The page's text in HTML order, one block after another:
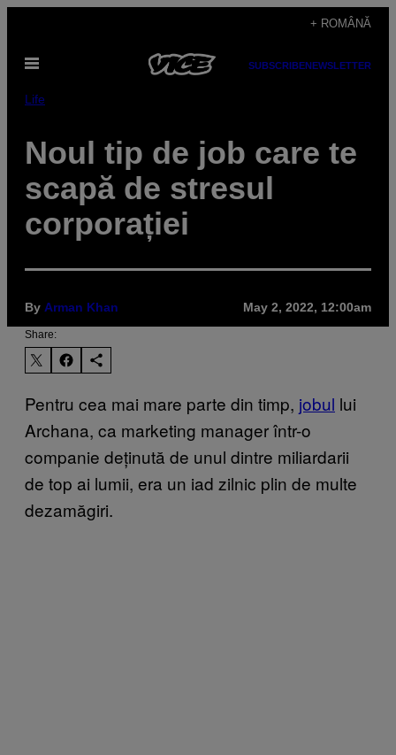
content
+ ROMÂNĂ
Open
SUBSCRIBENEWSLETTER
Life
Noul tip de job care te
scapă de stresul
corporației
By Arman Khan May 2, 2022, 12:00am
Share:
Pentru cea mai mare parte din timp, jobul lui
Archana, ca marketing manager într-o
companie deținută de unul dintre miliardarii
de top ai lumii, era un iad zilnic plin de multe
dezamăgiri.